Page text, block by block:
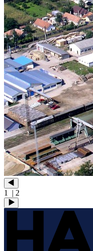
1 | 2